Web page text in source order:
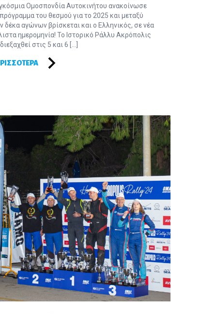
Ομοσπονδία Αυτοκινήτου ανακοίνωσε
του θεσμού για το 2025 και μεταξύ
δέκα αγώνων βρίσκεται και ο Ελληνικός, σε νέα
ημερομηνία! Το Ιστορικό Ράλλυ Ακρόπολις
στις 5 και 6 […]